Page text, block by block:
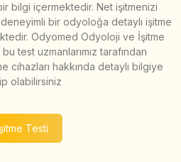
bilgi içermektedir. Net işitmenizi
bir odyoloğa detaylı işitme
Odyomed Odyoloji ve İşitme
test uzmanlarımız tarafından
cihazları hakkında detaylı bilgiye
olabilirsiniz
Testi